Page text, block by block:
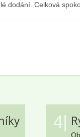
dodání. Celková
4|